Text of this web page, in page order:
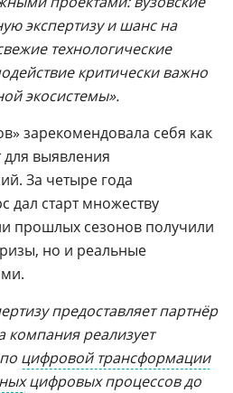
экспертизу и шанс на
технологические
критически важно
экосистемы».
зарекомендовала себя как
выявления
За четыре года
дал старт множеству
прошлых сезонов получили
но и реальные
предоставляет партнёр
компания реализует
цифровой трансформации
цифровых процессов до